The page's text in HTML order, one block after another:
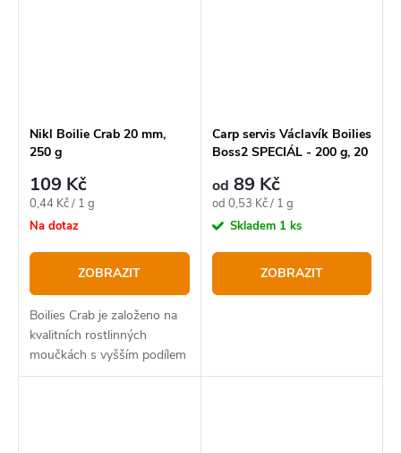
Nikl Boilie Crab 20 mm,
250 g
109 Kč
Měrná
cena:
0,44 Kč / 1 g
Na dotaz
ZOBRAZIT
Boilies Crab je založeno na
kvalitních rostlinných
moučkách s vyšším podílem
konopné mouky.
Carp servis Václavík Boilies
Boss2 SPECIÁL - 200 g, 20
od 89 Kč
Měrná
cena:
od 0,53 Kč / 1 g
Skladem 1 ks
ZOBRAZIT